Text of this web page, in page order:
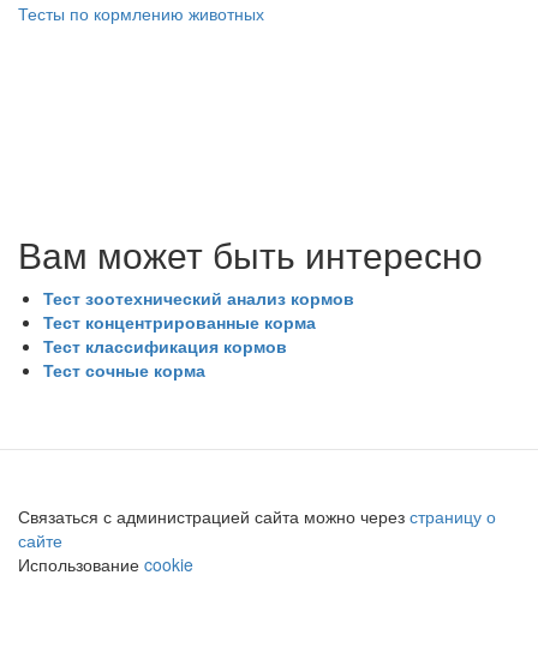
Тесты по кормлению животных
Вам может быть интересно
Тест зоотехнический анализ кормов
Тест концентрированные корма
Тест классификация кормов
Тест сочные корма
Связаться с администрацией сайта можно через страницу о
сайте
Использование cookie